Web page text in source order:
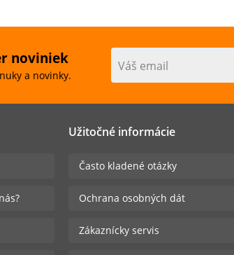
noviniek
a novinky.
Váš email
Užitočné informácie
Často kladené otázky
Ochrana osobných dát
Zákaznícky servis